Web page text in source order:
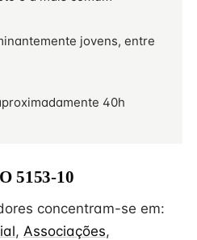
jovens, entre
40h
5153-10
concentram-se em:
, Associações,